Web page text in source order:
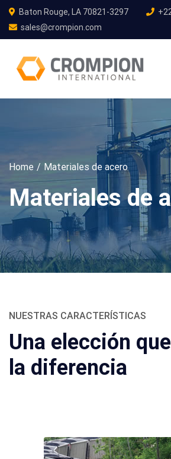
Baton Rouge, LA 70821-3297
sales@crompion.com
Home Materiales de acero
Materiales de
NUESTRAS CARACTERÍSTICAS
Una elección
la diferencia